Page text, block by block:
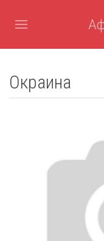
Окраина